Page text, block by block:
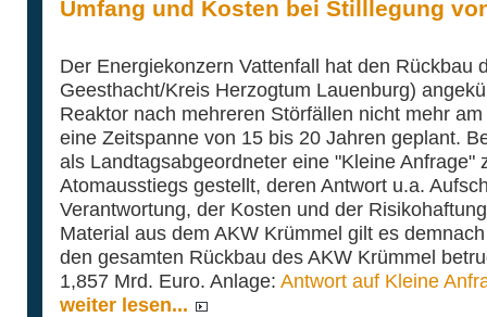
Umfang und Kosten bei Stilllegung
Der Energiekonzern Vattenfall hat den Rückbau
Geesthacht/Kreis Herzogtum Lauenburg)
Reaktor nach mehreren Störfällen nicht mehr
eine Zeitspanne von 15 bis 20 Jahren geplant.
als Landtagsabgeordneter eine "Kleine Anfrage"
Atomausstiegs gestellt, deren Antwort u.a.
Verantwortung, der Kosten und der
Material aus dem AKW Krümmel gilt es
den gesamten Rückbau des AKW Krümmel
1,857 Mrd. Euro. Anlage: Antwort auf Kleine
weiter lesen...